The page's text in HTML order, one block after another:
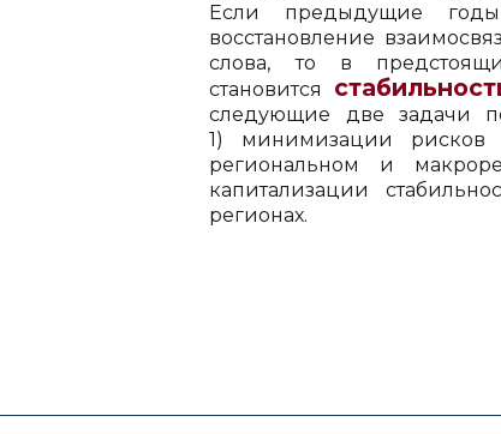
Если предыдущие
восстановление
слова, то в
становится
следующие две задачи
1) минимизации рисков
региональном и
капитализации
регионах.